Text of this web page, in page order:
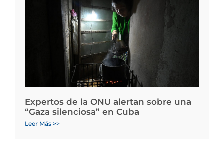
Expertos de la ONU alertan sobre una
“Gaza silenciosa” en Cuba
Leer Más >>